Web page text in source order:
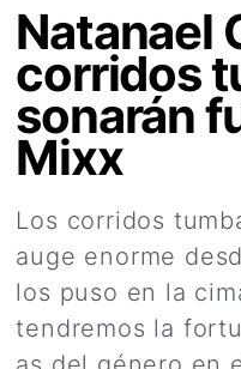
Natanael
corridos
sonarán
Mixx
Los corridos
auge enorme
los puso en la
tendremos la